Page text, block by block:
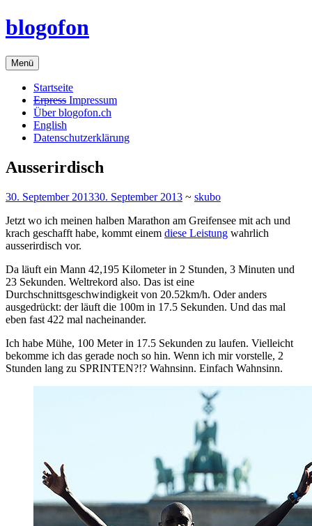
Zum
Inhalt
blogofon
Menü
Startseite
Erpress Impressum
Über blogofon.ch
English
Datenschutzerklärung
Ausserirdisch
30. September 201330. September 2013 ~ skubo
Jetzt wo ich meinen halben Marathon am Greifensee mit ach und
krach geschafft habe, kommt einem diese Leistung wahrlich
ausserirdisch vor.
Da läuft ein Mann 42,195 Kilometer in 2 Stunden, 3 Minuten und
23 Sekunden. Weltrekord also. Das ist eine
Durchschnittsgeschwindigkeit von 20.52km/h. Oder anders
ausgedrückt: der läuft die 100m in 17.5 Sekunden. Und das mal
eben fast 422 mal nacheinander.
Ich habe Mühe, 100 Meter in 17.5 Sekunden zu laufen. Vielleicht
bekomme ich das gerade noch so hin. Wenn ich mir vorstelle, 2
Stunden lang zu SPRINTEN?!? Wahnsinn. Einfach Wahnsinn.